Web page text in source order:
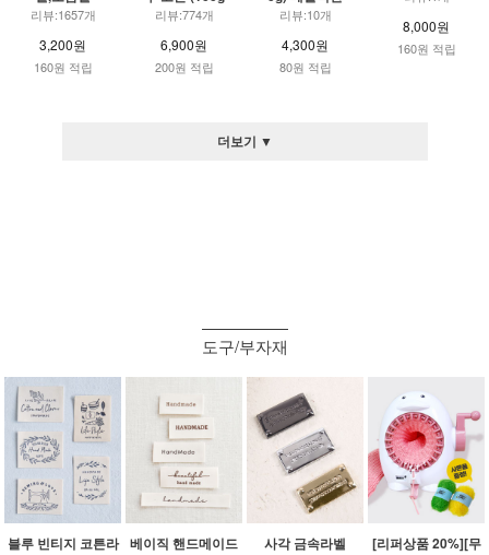
리뷰:1657개
3,200원
160원 적립
리뷰:774개
6,900원
200원 적립
리뷰:10개
4,300원
80원 적립
8,000원
160원 적립
더보기 ▼
도구/부자재
블루 빈티지 코튼라 베이직 핸드메이드
사각 금속라벨
[리퍼상품 20%][무